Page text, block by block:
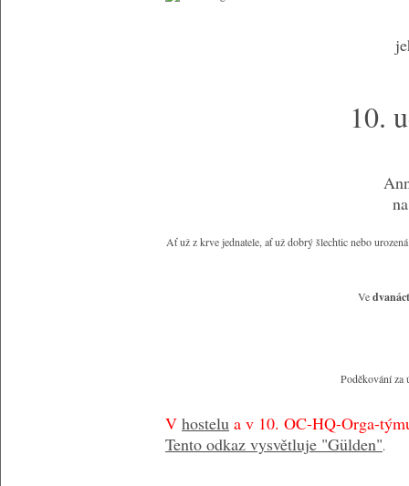
10.
Ať už z krve jednatele, ať už dobrý šlechtic nebo
Ve
Poděkování za
V hostelu a v 10. OC-HQ-Orga-
Tento odkaz vysvětluje "Gülden".